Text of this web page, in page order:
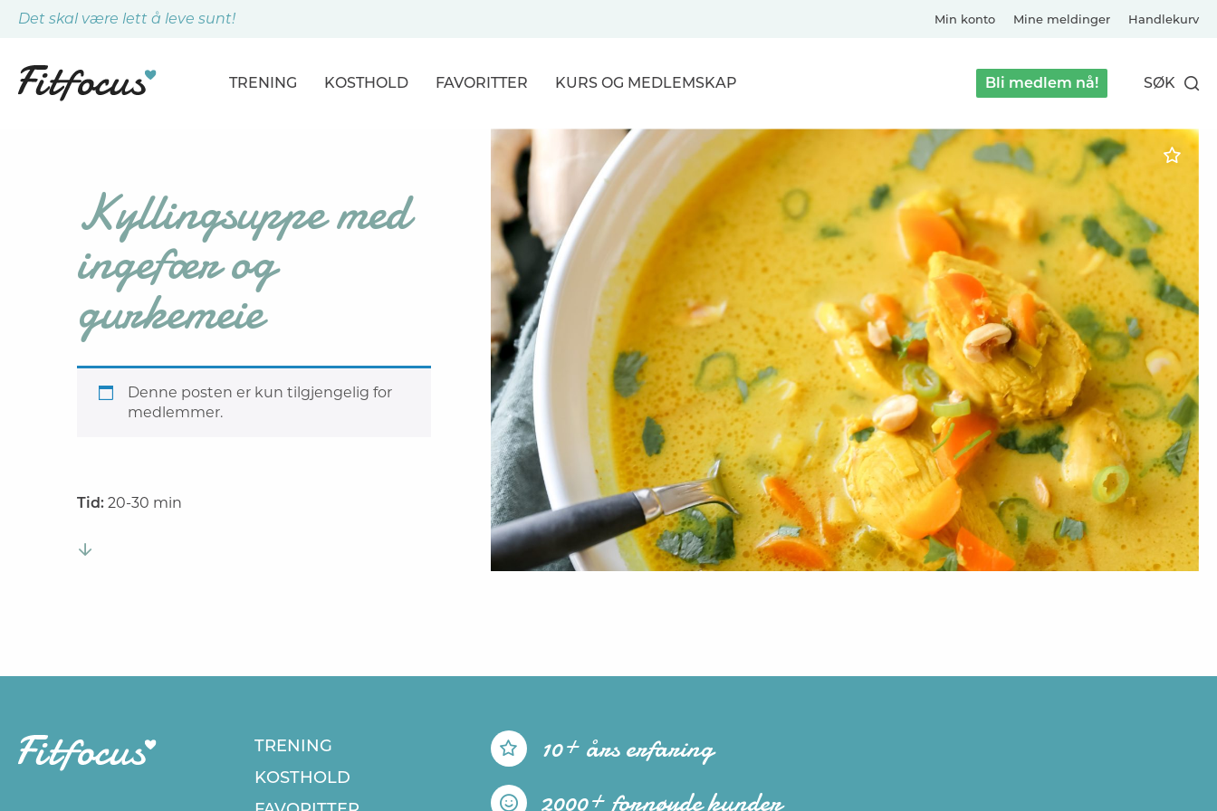
Det skal være lett å leve sunt! Min konto Mine meldinger Handlekurv
TRENING
ØVELSER
KOSTHOLD
MÅLTIDER
FAVORITTER KURS OG MEDLEMSKAP Bli medlem nå! SØK
Kyllingsuppe med
ingefær og
gurkemeie
Denne posten er kun tilgjengelig for
medlemmer.
Tid:20-30 min
TRENING
KOSTHOLD
10+ års erfaring
2000+ fornøyde kunder